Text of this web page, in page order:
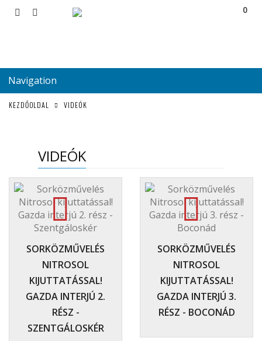
0
Navigation
KEZDŐOLDAL VIDEÓK
VIDEÓK
SORKÖZMŰVELÉS
NITROSOL
KIJUTTATÁSSAL!
GAZDA INTERJÚ 2.
RÉSZ -
SZENTGÁLOSKÉR
SORKÖZMŰVELÉS
NITROSOL
KIJUTTATÁSSAL!
GAZDA INTERJÚ 3.
RÉSZ - BOCONÁD